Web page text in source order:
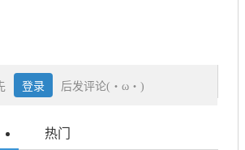
登录 后发评论(・ω・)
热门